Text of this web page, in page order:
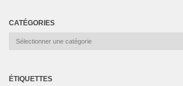
CATÉGORIES
Catégories
ÉTIQUETTES